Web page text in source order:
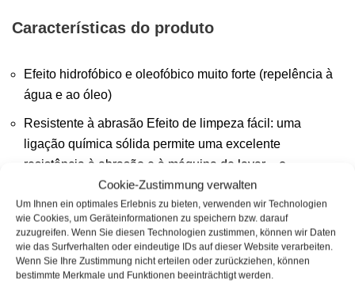
Cookie-Zustimmung verwalten
Um Ihnen ein optimales Erlebnis zu bieten, verwenden wir Technologien
wie Cookies, um Geräteinformationen zu speichern bzw. darauf
zuzugreifen. Wenn Sie diesen Technologien zustimmen, können wir Daten
wie das Surfverhalten oder eindeutige IDs auf dieser Website verarbeiten.
Wenn Sie Ihre Zustimmung nicht erteilen oder zurückziehen, können
bestimmte Merkmale und Funktionen beeinträchtigt werden.
Características do produto
Efeito hidrofóbico e oleofóbico muito forte (repelência à
água e ao óleo)
Resistente à abrasão Efeito de limpeza fácil: uma
ligação química sólida permite uma excelente
resistência à abrasão e à máquina de lavar – o
revestimento adere à fibra até ser destruído por
influências externas
As impurezas podem ser facilmente removidas com um
pano húmido
Respirável